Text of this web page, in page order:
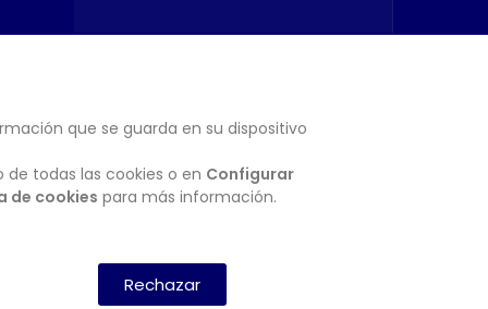
SUSCRIBIRSE
que se guarda en su dispositivo
todas las cookies o en Configurar
de cookies para más información.
Rechazar